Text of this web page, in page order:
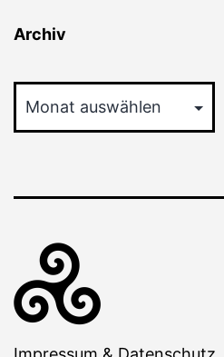
Archiv